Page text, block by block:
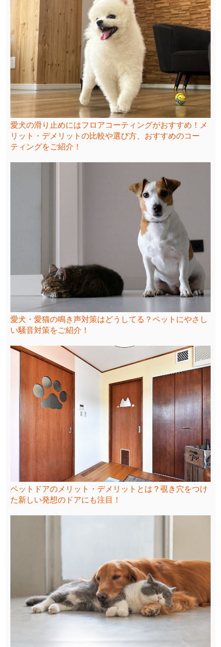
愛犬の滑り止めにはフロアコーティングがおすすめ！メ
リット・デメリットの比較や選び方、おすすめのコー
ティングをご紹介！
愛犬・愛猫の鳴き声対策はどうしてる？ペットにやさし
い騒音対策をご紹介！
ペットドアのメリット・デメリットとは？覗き穴をつけ
た新しい発想のドアにも注目！